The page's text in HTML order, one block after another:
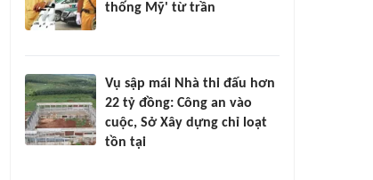
thống Mỹ' từ trần
Vụ sập mái Nhà thi đấu hơn
22 tỷ đồng: Công an vào
cuộc, Sở Xây dựng chỉ loạt
tồn tại